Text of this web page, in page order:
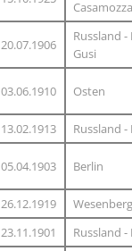
20.07.1906
Russland -
Gusi
03.06.1910 Osten
13.02.1913
Russland
05.04.1903 Berlin
26.12.1919
23.11.1901 Russland